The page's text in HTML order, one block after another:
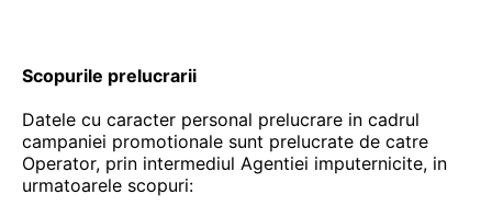
Scopurile prelucrarii
Datele cu caracter personal prelucrare in cadrul
campaniei promotionale sunt prelucrate de catre
Operator, prin intermediul Agentiei imputernicite, in
urmatoarele scopuri: